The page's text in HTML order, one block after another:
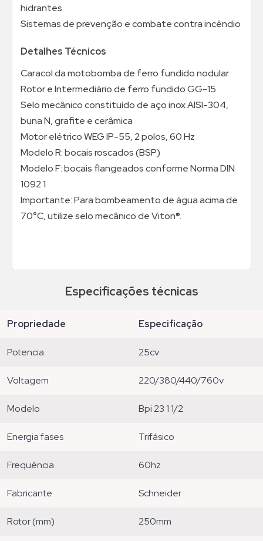
hidrantes
Sistemas de prevenção e combate contra incêndio
Detalhes Técnicos
Caracol da motobomba de ferro fundido nodular
Rotor e Intermediário de ferro fundido GG-15
Selo mecânico constituído de aço inox AISI-304,
buna N, grafite e cerâmica
Motor elétrico WEG IP-55, 2 polos, 60 Hz
Modelo R: bocais roscados (BSP)
Modelo F: bocais flangeados conforme Norma DIN
1092 1
Importante: Para bombeamento de água acima de
70°C, utilize selo mecânico de Viton®.
Especificações técnicas
propriedade especificação
potencia 25cv
voltagem 220/380/440/760v
modelo bpi 23 1 1/2
energia fases trifásico
frequência 60hz
fabricante schneider
rotor (mm) 250mm